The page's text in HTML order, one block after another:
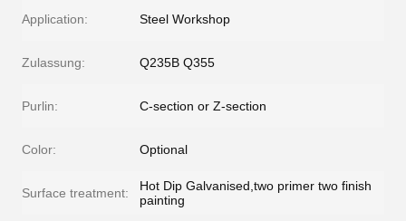
Application: Steel Workshop
Zulassung: Q235B Q355
Purlin: C-section or Z-section
Color: Optional
Surface treatment:
Hot Dip Galvanised,two primer two finish
painting